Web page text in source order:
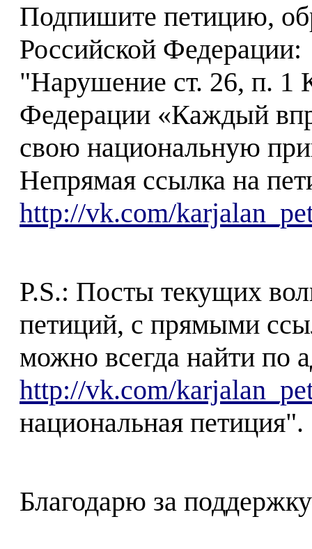
Подпишите петицию,
Российской Федерации:
"Нарушение ст. 26, п. 1
Федерации «Каждый
свою национальную
Непрямая ссылка на
http://vk.com/
P.S.: Посты текущих
петиций, с прямыми
можно всегда найти по
http://vk.com/
национальная петиция".
Благодарю за